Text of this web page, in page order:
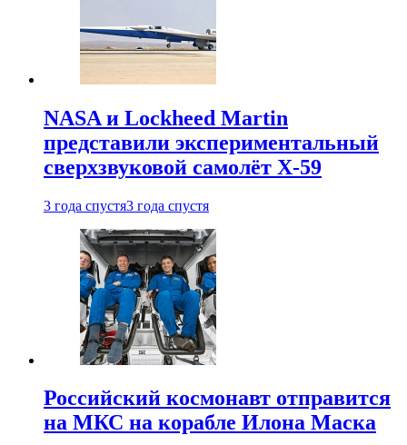
NASA и Lockheed Martin
представили экспериментальный
сверхзвуковой самолёт X-59
3 года спустя3 года спустя
Российский космонавт отправится
на МКС на корабле Илона Маска